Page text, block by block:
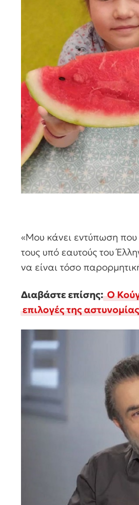
«Μου κάνει εντύπωση
τους υπό εαυτούς του
να είναι τόσο
Διαβάστε επίσης:Ο
επιλογές της